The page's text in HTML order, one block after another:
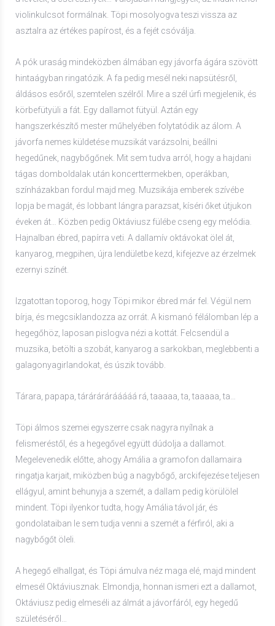
violinkulcsot formálnak. Töpi mosolyogva teszi vissza az
asztalra az értékes papírost, és a fejét csóválja.
A pók uraság mindeközben álmában egy jávorfa ágára szövött
hintaágyban ringatózik. A fa pedig mesél neki napsütésről,
áldásos esőről, szemtelen szélről. Mire a szél úrfi megjelenik, és
körbefütyüli a fát. Egy dallamot fütyül. Aztán egy
hangszerkészítő mester műhelyében folytatódik az álom. A
jávorfa nemes küldetése muzsikát varázsolni, beállni
hegedűnek, nagybőgőnek. Mit sem tudva arról, hogy a hajdani
tágas domboldalak után koncerttermekben, operákban,
színházakban fordul majd meg. Muzsikája emberek szívébe
lopja be magát, és lobbant lángra parazsat, kíséri őket útjukon
éveken át… Közben pedig Oktáviusz fülébe cseng egy melódia.
Hajnalban ébred, papírra veti. A dallamív oktávokat ölel át,
kanyarog, megpihen, újra lendületbe kezd, kifejezve az érzelmek
ezernyi színét.
Izgatottan toporog, hogy Töpi mikor ébred már fel. Végül nem
bírja, és megcsiklandozza az orrát. A kismanó félálomban lép a
hegegőhöz, laposan pislogva nézi a kottát. Felcsendül a
muzsika, betölti a szobát, kanyarog a sarkokban, meglebbenti a
galagonyagirlandokat, és úszik tovább.
Tárara, papapa, tárárárárááááá rá, taaaaa, ta, taaaaa, ta…
Töpi álmos szemei egyszerre csak nagyra nyílnak a
felismeréstől, és a hegegővel együtt dúdolja a dallamot.
Megelevenedik előtte, ahogy Amália a gramofon dallamaira
ringatja karjait, miközben búg a nagybőgő, arckifejezése teljesen
ellágyul, amint behunyja a szemét, a dallam pedig körülölel
mindent. Töpi ilyenkor tudta, hogy Amália távol jár, és
gondolataiban le sem tudja venni a szemét a férfiról, aki a
nagybőgőt öleli.
A hegegő elhallgat, és Töpi ámulva néz maga elé, majd mindent
elmesél Oktáviusznak. Elmondja, honnan ismeri ezt a dallamot,
Oktáviusz pedig elmeséli az álmát a jávorfáról, egy hegedű
születéséről…